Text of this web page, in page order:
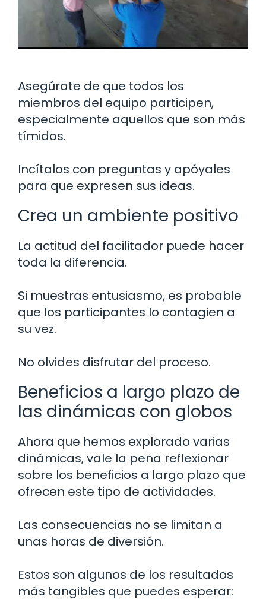
Asegúrate de que todos los
miembros del equipo participen,
especialmente aquellos que son más
tímidos.
Incítalos con preguntas y apóyales
para que expresen sus ideas.
Crea un ambiente positivo
La actitud del facilitador puede hacer
toda la diferencia.
Si muestras entusiasmo, es probable
que los participantes lo contagien a
su vez.
No olvides disfrutar del proceso.
Beneficios a largo plazo de
las dinámicas con globos
Ahora que hemos explorado varias
dinámicas, vale la pena reflexionar
sobre los beneficios a largo plazo que
ofrecen este tipo de actividades.
Las consecuencias no se limitan a
unas horas de diversión.
Estos son algunos de los resultados
más tangibles que puedes esperar: